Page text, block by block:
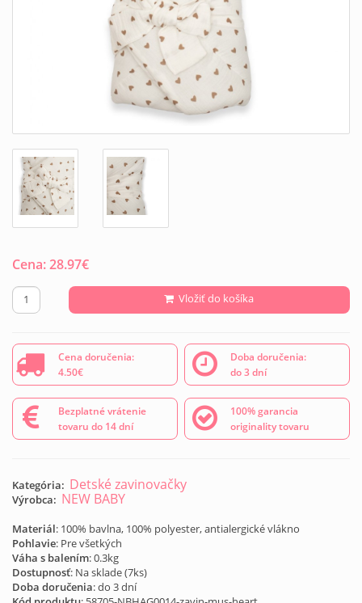
Cena:28.97€
Vložiť do košíka
Cena doručenia:
4.50€
Doba doručenia:
do 3 dní
Bezplatné vrátenie
tovaru do 14 dní
100% garancia
originality tovaru
Kategória: Detské zavinovačky
Výrobca: NEW BABY
Materiál: 100% bavlna, 100% polyester, antialergické vlákno
Pohlavie: Pre všetkých
Váha s balením: 0.3kg
Dostupnosť: Na sklade (7ks)
Doba doručenia: do 3 dní